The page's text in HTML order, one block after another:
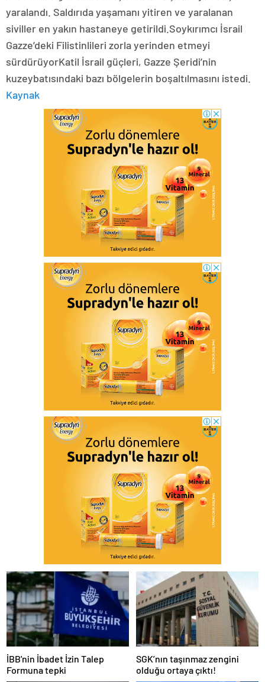
yaralandı. Saldırıda yaşamanı yitiren ve yaralanan
siviller en yakın hastaneye getirildi.Soykırımcı İsrail
Gazze’deki Filistinlileri zorla yerinden etmeyi
sürdürüyorKatil İsrail güçleri, Gazze Şeridi’nin
kuzeybatısındaki bazı bölgelerin boşaltılmasını istedi.
Kaynak
İBB'nin İbadet İzin Talep
Formuna tepki
SGK’nın taşınmaz zengini
olduğu ortaya çıktı!